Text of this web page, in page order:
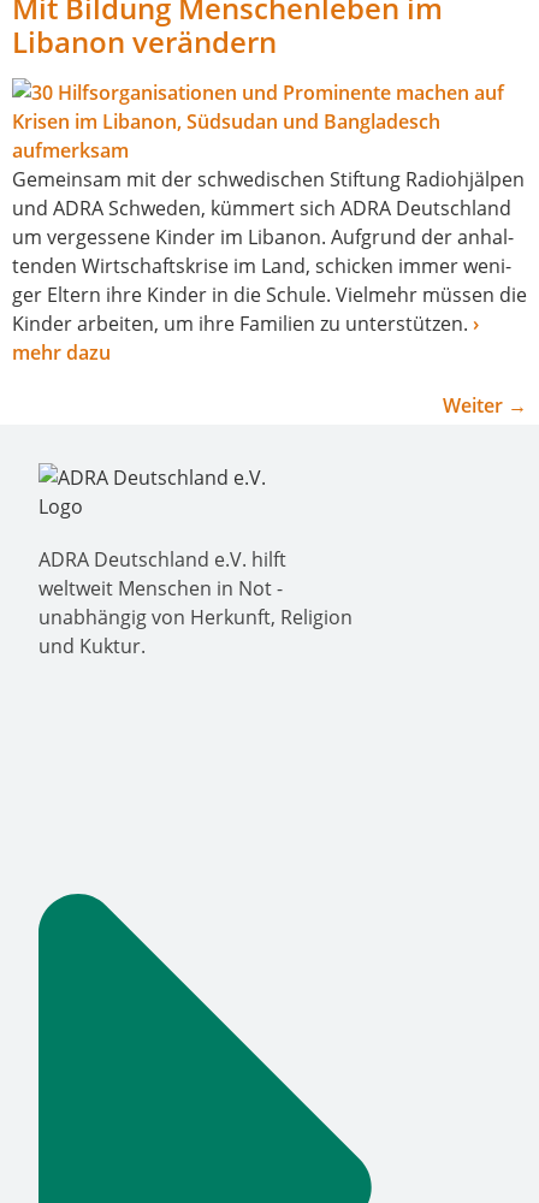
Libanon verändern
Gemeinsam mit der schwe­di­schen Stiftung Radiohjälpen
und ADRA Schweden, küm­mert sich ADRA Deutschland
um ver­ges­se­ne Kinder im Libanon. Aufgrund der anhal­
ten­den Wirtschaftskrise im Land, schi­cken immer weni­
ger Eltern ihre Kinder in die Schule. Vielmehr müs­sen die
Kinder arbei­ten, um ihre Familien zu unter­stüt­zen. ›
mehr dazu
Weiter →
ADRA Deutschland e.V. hilft
weltweit Menschen in Not -
unabhängig von Herkunft, Religion
und Kuktur.